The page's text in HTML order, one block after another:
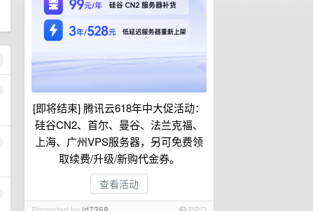
[即将结束] 腾讯云618年中大促活动：
硅谷CN2、首尔、曼谷、法兰克福、
上海、广州VPS服务器，另可免费领
取续费/升级/新购代金券。
查看活动